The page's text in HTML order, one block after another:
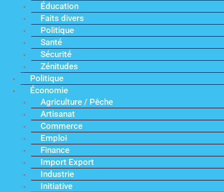
Éducation
Faits divers
Politique
Santé
Sécurité
Zénitudes
Politique
Économie
Agriculture / Pêche
Artisanat
Commerce
Emploi
Finance
Import Export
Industrie
Initiative